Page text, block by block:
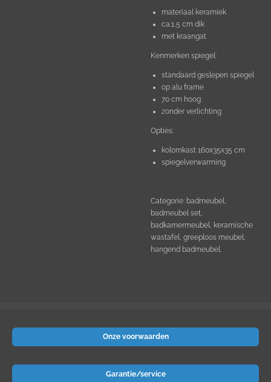
materiaal keramiek
ca.1,5 cm dik
met kraangat
Kenmerken spiegel:
standaard geslepen spiegel
op alu frame
70 cm hoog
zonder verlichting
Opties:
kolomkast 160x35x35 cm
spiegelverwarming
Categorie: badmeubel,
badmeubel set,
badkamermeubel, keramische
wastafel, greeploos meubel,
hangend badmeubel.
Onze voorwaarden
Garantie/service